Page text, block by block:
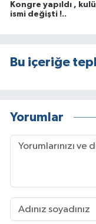
Kongre yapıldı ,
ismi değişti !..
Bu içeriğe
Yorumlar